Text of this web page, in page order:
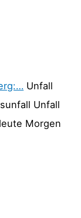
Unfall
Unfall
Morgen